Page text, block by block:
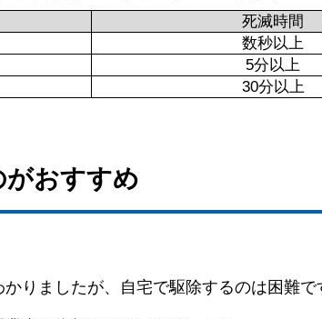
死滅時間
数秒以上
5分以上
30分以上
がおすすめ
りましたが、自宅で駆除するのは困難で